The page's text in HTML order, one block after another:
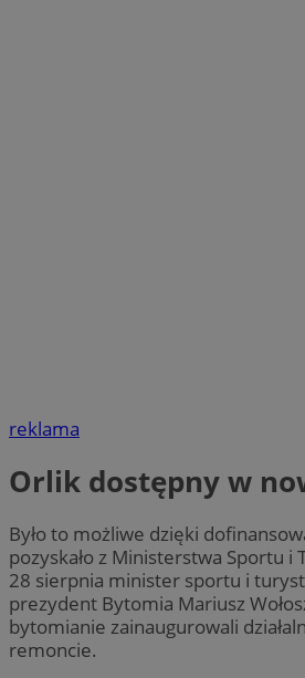
reklama
Orlik dostępny w
Było to możliwe dzięki
pozyskało z Ministerstwa Sportu i
28 sierpnia minister sportu i
prezydent Bytomia Mariusz
bytomianie zainaugurowali
remoncie.